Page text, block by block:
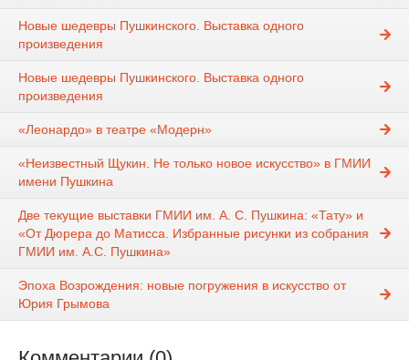
Новые шедевры Пушкинского. Выставка одного
произведения
Новые шедевры Пушкинского. Выставка одного
произведения
«Леонардо» в театре «Модерн»
«Неизвестный Щукин. Не только новое искусство» в ГМИИ
имени Пушкина
Две текущие выставки ГМИИ им. А. С. Пушкина: «Тату» и
«От Дюрера до Матисса. Избранные рисунки из собрания
ГМИИ им. А.С. Пушкина»
Эпоха Возрождения: новые погружения в искусство от
Юрия Грымова